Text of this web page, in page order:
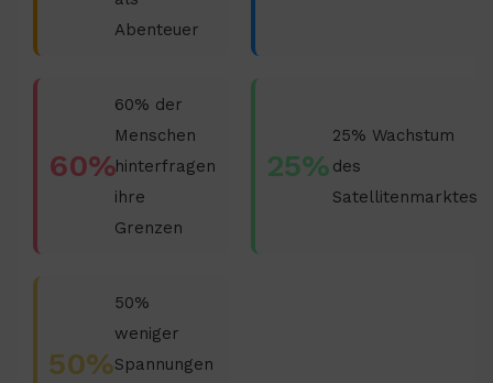
Abenteuer
60%
60% der
Menschen
hinterfragen
ihre
Grenzen
25%
25% Wachstum
des
Satellitenmarktes
50%
50%
weniger
Spannungen